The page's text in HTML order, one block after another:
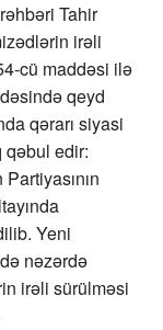
Tahir
irəli
cü maddəsi ilə
qeyd
qərarı siyasi
edir:
Yeni
nəzərdə
irəli sürülməsi